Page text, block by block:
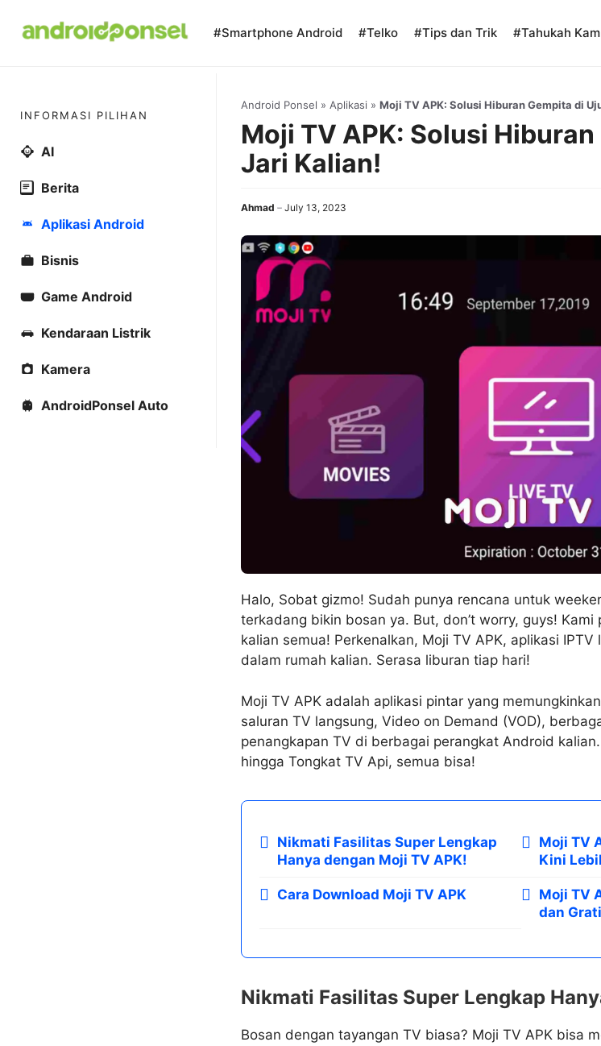
#Smartphone Android #Telko #Tips dan Trik #Tahukah
Android Ponsel » Aplikasi » Moji TV APK: Solusi Hiburan Gempita di
Moji TV APK: Solusi
Jari Kalian!
Ahmad July 13, 2023
Halo, Sobat gizmo! Sudah punya rencana untuk
terkadang bikin bosan ya. But, don’t worry, guys!
kalian semua! Perkenalkan, Moji TV APK, aplikasi
dalam rumah kalian. Serasa liburan tiap hari!
Moji TV APK adalah aplikasi pintar yang
saluran TV langsung, Video on Demand (VOD),
penangkapan TV di berbagai perangkat Android
hingga Tongkat TV Api, semua bisa!
Nikmati Fasilitas Super Lengkap
Hanya dengan Moji TV APK!
Moji TV
Kini
Cara Download Moji TV APK
Moji TV
dan
Nikmati Fasilitas Super Lengkap
Bosan dengan tayangan TV biasa? Moji TV APK bisa
INFORMASI PILIHAN
AI
Berita
Aplikasi Android
Bisnis
Game Android
Kendaraan Listrik
Kamera
AndroidPonsel Auto